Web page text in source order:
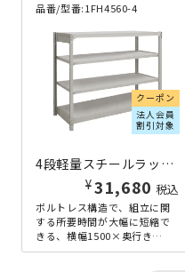
品番/型番:1FH4560-4
クーポン
法人会員
割引対象
4段軽量スチールラック NBタイプ H1200×W1500×D600 アイボリー
¥31,680 税込
ボルトレス構造で、組立に関
する所要時間が大幅に短縮で
きる、横幅1500×奥行き
600mmの4段軽量ラックで